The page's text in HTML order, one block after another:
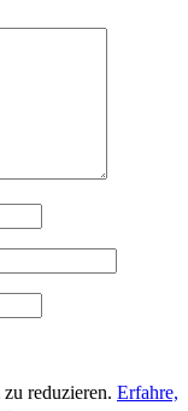
reduzieren. Erfahre,